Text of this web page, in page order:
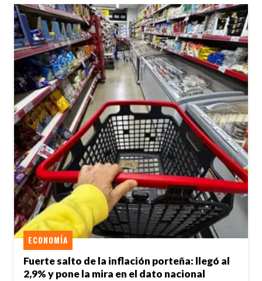
Fuerte salto de la inflación porteña: llegó al
2,9% y pone la mira en el dato nacional
ECONOMÍA